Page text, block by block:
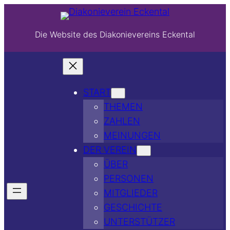
Die Website des Diakonievereins Eckental
START
THEMEN
ZAHLEN
MEINUNGEN
DER VEREIN
ÜBER
PERSONEN
MITGLIEDER
GESCHICHTE
UNTERSTÜTZER